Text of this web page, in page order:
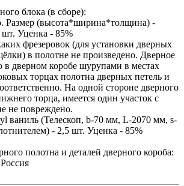
блока (в сборе):
Размер (высота*ширина*толщина) -
Уценка - 85%
фрезеровок (для установки дверных
в полотне не произведено. Дверное
в дверном коробе шурупами в местах
торцах полотна дверных петель и
На одной стороне дверного
торца, имеется один участок с
не повреждено.
ваниль (Телескоп, b-70 мм, L-2070 мм, s-
- 2,5 шт. Уценка - 85%
полотна и деталей дверного короба: